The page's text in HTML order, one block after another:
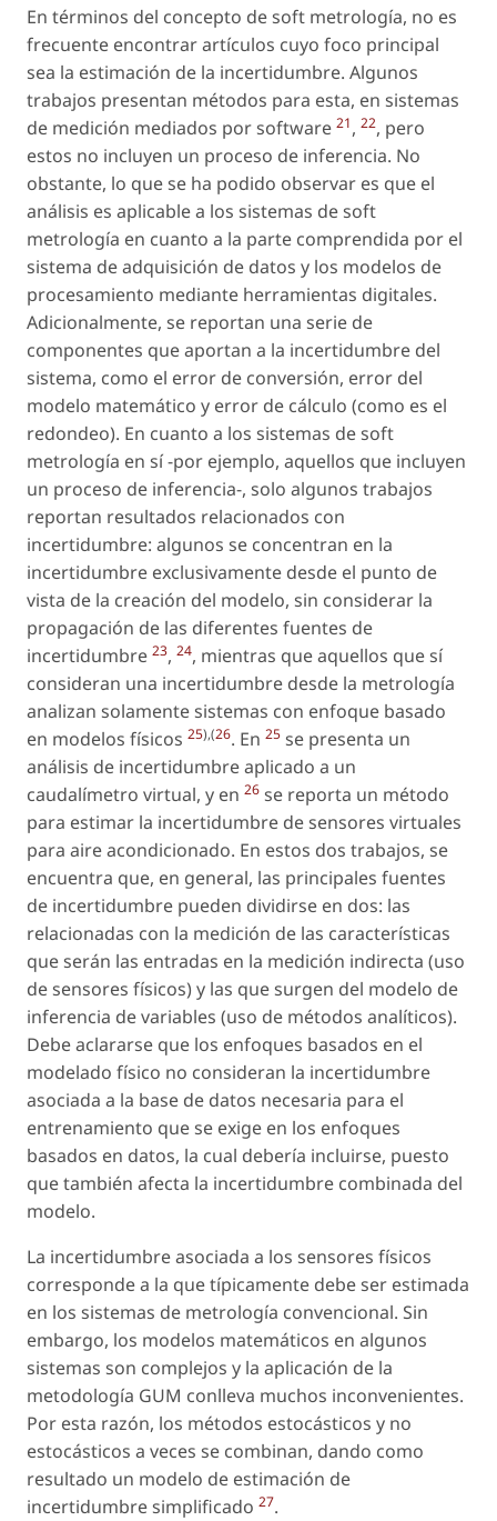
En términos del concepto de soft metrología, no es
frecuente encontrar artículos cuyo foco principal
sea la estimación de la incertidumbre. Algunos
trabajos presentan métodos para esta, en sistemas
de medición mediados por software 21, 22, pero
estos no incluyen un proceso de inferencia. No
obstante, lo que se ha podido observar es que el
análisis es aplicable a los sistemas de soft
metrología en cuanto a la parte comprendida por el
sistema de adquisición de datos y los modelos de
procesamiento mediante herramientas digitales.
Adicionalmente, se reportan una serie de
componentes que aportan a la incertidumbre del
sistema, como el error de conversión, error del
modelo matemático y error de cálculo (como es el
redondeo). En cuanto a los sistemas de soft
metrología en sí -por ejemplo, aquellos que incluyen
un proceso de inferencia-, solo algunos trabajos
reportan resultados relacionados con
incertidumbre: algunos se concentran en la
incertidumbre exclusivamente desde el punto de
vista de la creación del modelo, sin considerar la
propagación de las diferentes fuentes de
incertidumbre 23, 24, mientras que aquellos que sí
consideran una incertidumbre desde la metrología
analizan solamente sistemas con enfoque basado
en modelos físicos 25),(26. En 25 se presenta un
análisis de incertidumbre aplicado a un
caudalímetro virtual, y en 26 se reporta un método
para estimar la incertidumbre de sensores virtuales
para aire acondicionado. En estos dos trabajos, se
encuentra que, en general, las principales fuentes
de incertidumbre pueden dividirse en dos: las
relacionadas con la medición de las características
que serán las entradas en la medición indirecta (uso
de sensores físicos) y las que surgen del modelo de
inferencia de variables (uso de métodos analíticos).
Debe aclararse que los enfoques basados en el
modelado físico no consideran la incertidumbre
asociada a la base de datos necesaria para el
entrenamiento que se exige en los enfoques
basados en datos, la cual debería incluirse, puesto
que también afecta la incertidumbre combinada del
modelo.
La incertidumbre asociada a los sensores físicos
corresponde a la que típicamente debe ser estimada
en los sistemas de metrología convencional. Sin
embargo, los modelos matemáticos en algunos
sistemas son complejos y la aplicación de la
metodología GUM conlleva muchos inconvenientes.
Por esta razón, los métodos estocásticos y no
estocásticos a veces se combinan, dando como
resultado un modelo de estimación de
incertidumbre simplificado 27.